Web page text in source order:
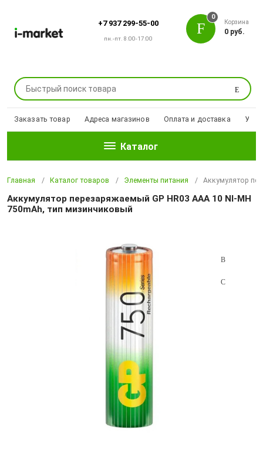
+7 937 299-55-00
пн.-пт. 8:00-17:00
Поиск
0
Корзина
0 руб.
Заказать товар Адреса магазинов Оплата и доставка
Каталог
Главная Каталог товаров Элементы питания Аккумулятор
Аккумулятор перезаряжаемый GP HR03 AAA 10 NI-MH
750mAh, тип мизинчиковый